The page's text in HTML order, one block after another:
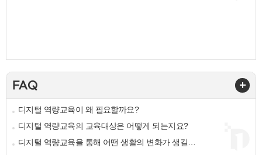
FAQ
디지털 역량교육이 왜 필요할까요?
디지털 역량교육의 교육대상은 어떻게 되는지요?